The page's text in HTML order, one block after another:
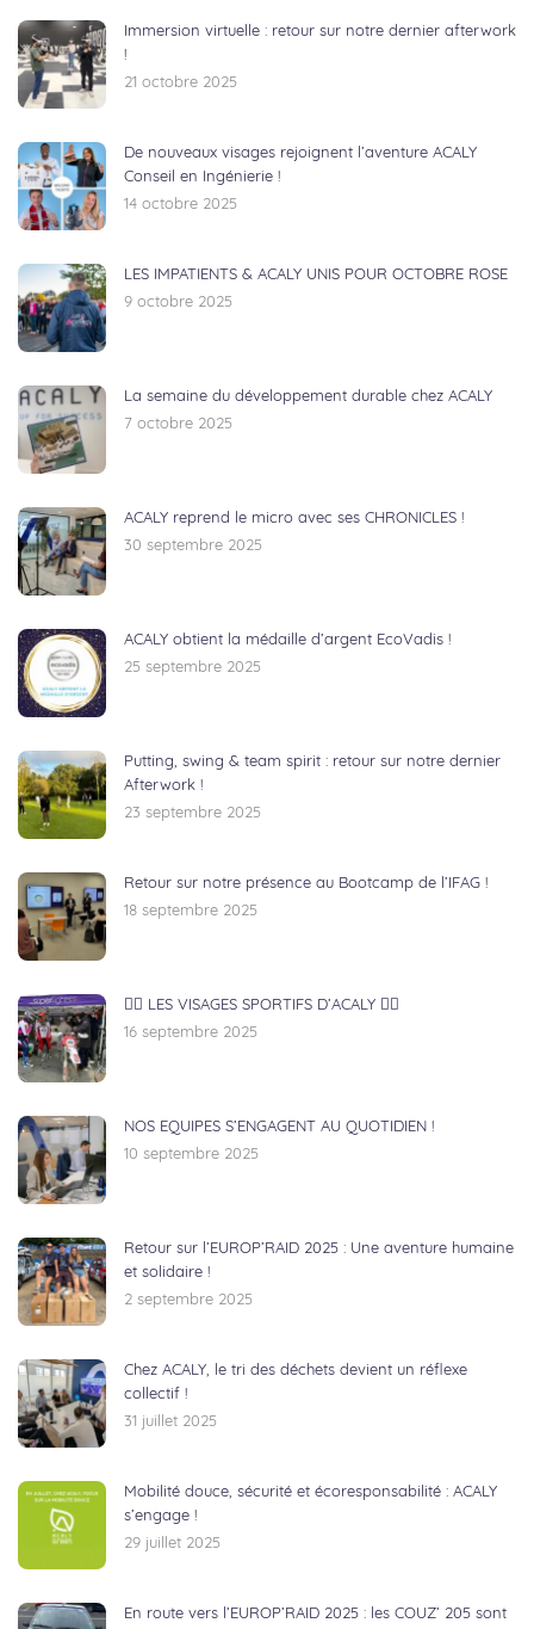
Immersion virtuelle : retour sur notre dernier afterwork
!
21 octobre 2025
De nouveaux visages rejoignent l’aventure ACALY
Conseil en Ingénierie !
14 octobre 2025
LES IMPATIENTS & ACALY UNIS POUR OCTOBRE ROSE
9 octobre 2025
La semaine du développement durable chez ACALY
7 octobre 2025
ACALY reprend le micro avec ses CHRONICLES !
30 septembre 2025
ACALY obtient la médaille d’argent EcoVadis !
25 septembre 2025
Putting, swing & team spirit : retour sur notre dernier
Afterwork !
23 septembre 2025
Retour sur notre présence au Bootcamp de l’IFAG !
18 septembre 2025
🏃‍♂️ LES VISAGES SPORTIFS D’ACALY 🚴‍♀️
16 septembre 2025
NOS EQUIPES S’ENGAGENT AU QUOTIDIEN !
10 septembre 2025
Retour sur l’EUROP’RAID 2025 : Une aventure humaine
et solidaire !
2 septembre 2025
Chez ACALY, le tri des déchets devient un réflexe
collectif !
31 juillet 2025
Mobilité douce, sécurité et écoresponsabilité : ACALY
s’engage !
29 juillet 2025
En route vers l’EUROP’RAID 2025 : les COUZ’ 205 sont